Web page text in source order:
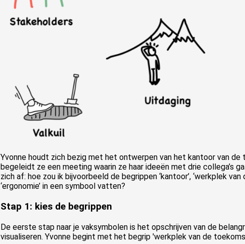
Yvonne houdt zich bezig met het ontwerpen van het kantoor van de
begeleidt ze een meeting waarin ze haar ideeën met drie collega’s
zich af: hoe zou ik bijvoorbeeld de begrippen ‘kantoor’, ‘werkplek
‘ergonomie’ in een symbool vatten?
Stap 1: kies de begrippen
De eerste stap naar je vaksymbolen is het opschrijven van de
visualiseren. Yvonne begint met het begrip 'werkplek van de